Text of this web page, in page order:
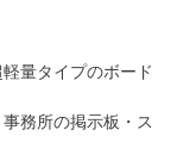
量タイプのボード
務所の掲示板・ス